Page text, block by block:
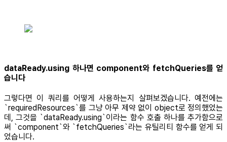
dataReady.using 하나면 component와 fetchQueries를 얻
습니다
그렇다면 이 쿼리를 어떻게 사용하는지 살펴보겠습니다. 예전에는
`requiredResources`를 그냥 아무 제약 없이 object로 정의했었는
데, 그것을 `dataReady.using`이라는 함수 호출 하나를 추가함으로
써 `component`와 `fetchQueries`라는 유틸리티 함수를 얻게 되
었습니다.